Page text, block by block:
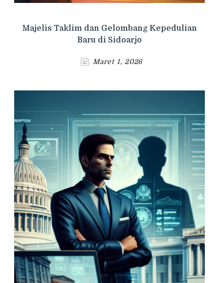
Majelis Taklim dan Gelombang Kepedulian
Baru di Sidoarjo
Maret 1, 2026